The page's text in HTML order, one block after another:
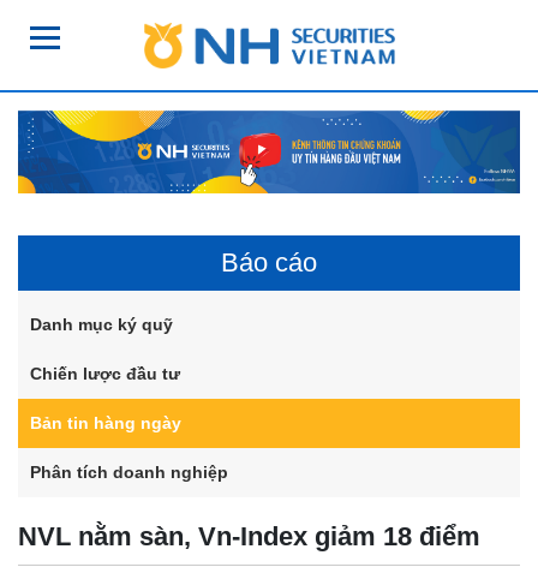
Báo cáo
Danh mục ký quỹ
Chiến lược đầu tư
Bản tin hàng ngày
Phân tích doanh nghiệp
NVL nằm sàn, Vn-Index giảm 18 điểm